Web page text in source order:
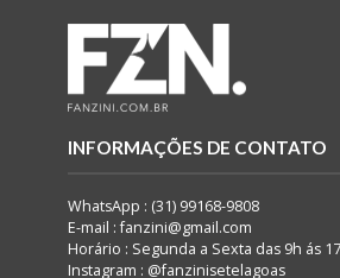
INFORMAÇÕES DE CONTATO
WhatsApp : (31) 99168-9808
E-mail : fanzini@gmail.com
Horário : Segunda a Sexta das 9h ás
Instagram : @fanzinisetelagoas